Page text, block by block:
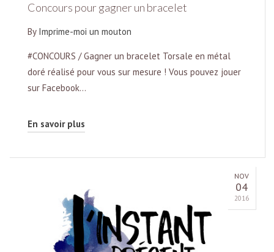
Concours pour gagner un bracelet
By Imprime-moi un mouton
#CONCOURS / Gagner un bracelet Torsale en métal
doré réalisé pour vous sur mesure ! Vous pouvez jouer
sur Facebook…
En savoir plus
NOV
04
2016